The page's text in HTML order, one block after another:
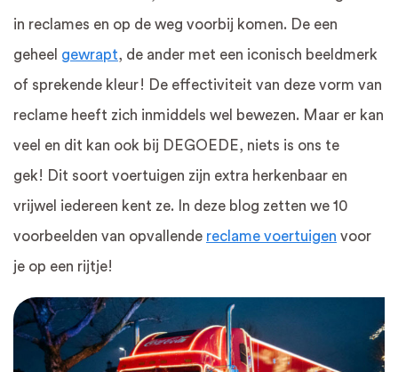
in reclames en op de weg voorbij komen. De een
geheel gewrapt, de ander met een iconisch beeldmerk
of sprekende kleur! De effectiviteit van deze vorm van
reclame heeft zich inmiddels wel bewezen. Maar er kan
veel en dit kan ook bij DEGOEDE, niets is ons te
gek! Dit soort voertuigen zijn extra herkenbaar en
vrijwel iedereen kent ze. In deze blog zetten we 10
voorbeelden van opvallende reclame voertuigen voor
je op een rijtje!